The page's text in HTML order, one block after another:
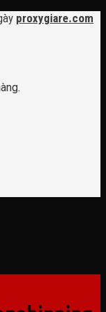
proxygiare.com